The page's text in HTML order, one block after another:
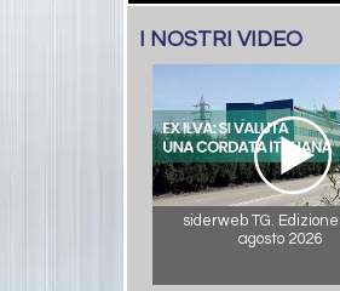
I NOSTRI VIDEO
siderweb TG.
agosto 2026